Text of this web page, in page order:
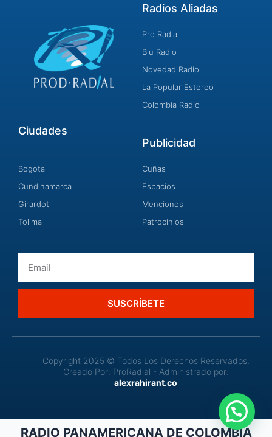
Radios Aliadas
Pro Radial
Blu Radio
Novedad Radio
La Popular Estereo
Colombia Radio
Ciudades
Bogota
Cundinamarca
Girardot
Tolima
Publicidad
Cuñas
Espacios
Menciones
Patrocinios
SUSCRÍBETE
Copyright 2025 © Todos Los Derechos Reservados.
Creado Por: ProRadial - Administrado por:
alexrahirant.co
RADIO PANAMERICANA DE COLOMBIA